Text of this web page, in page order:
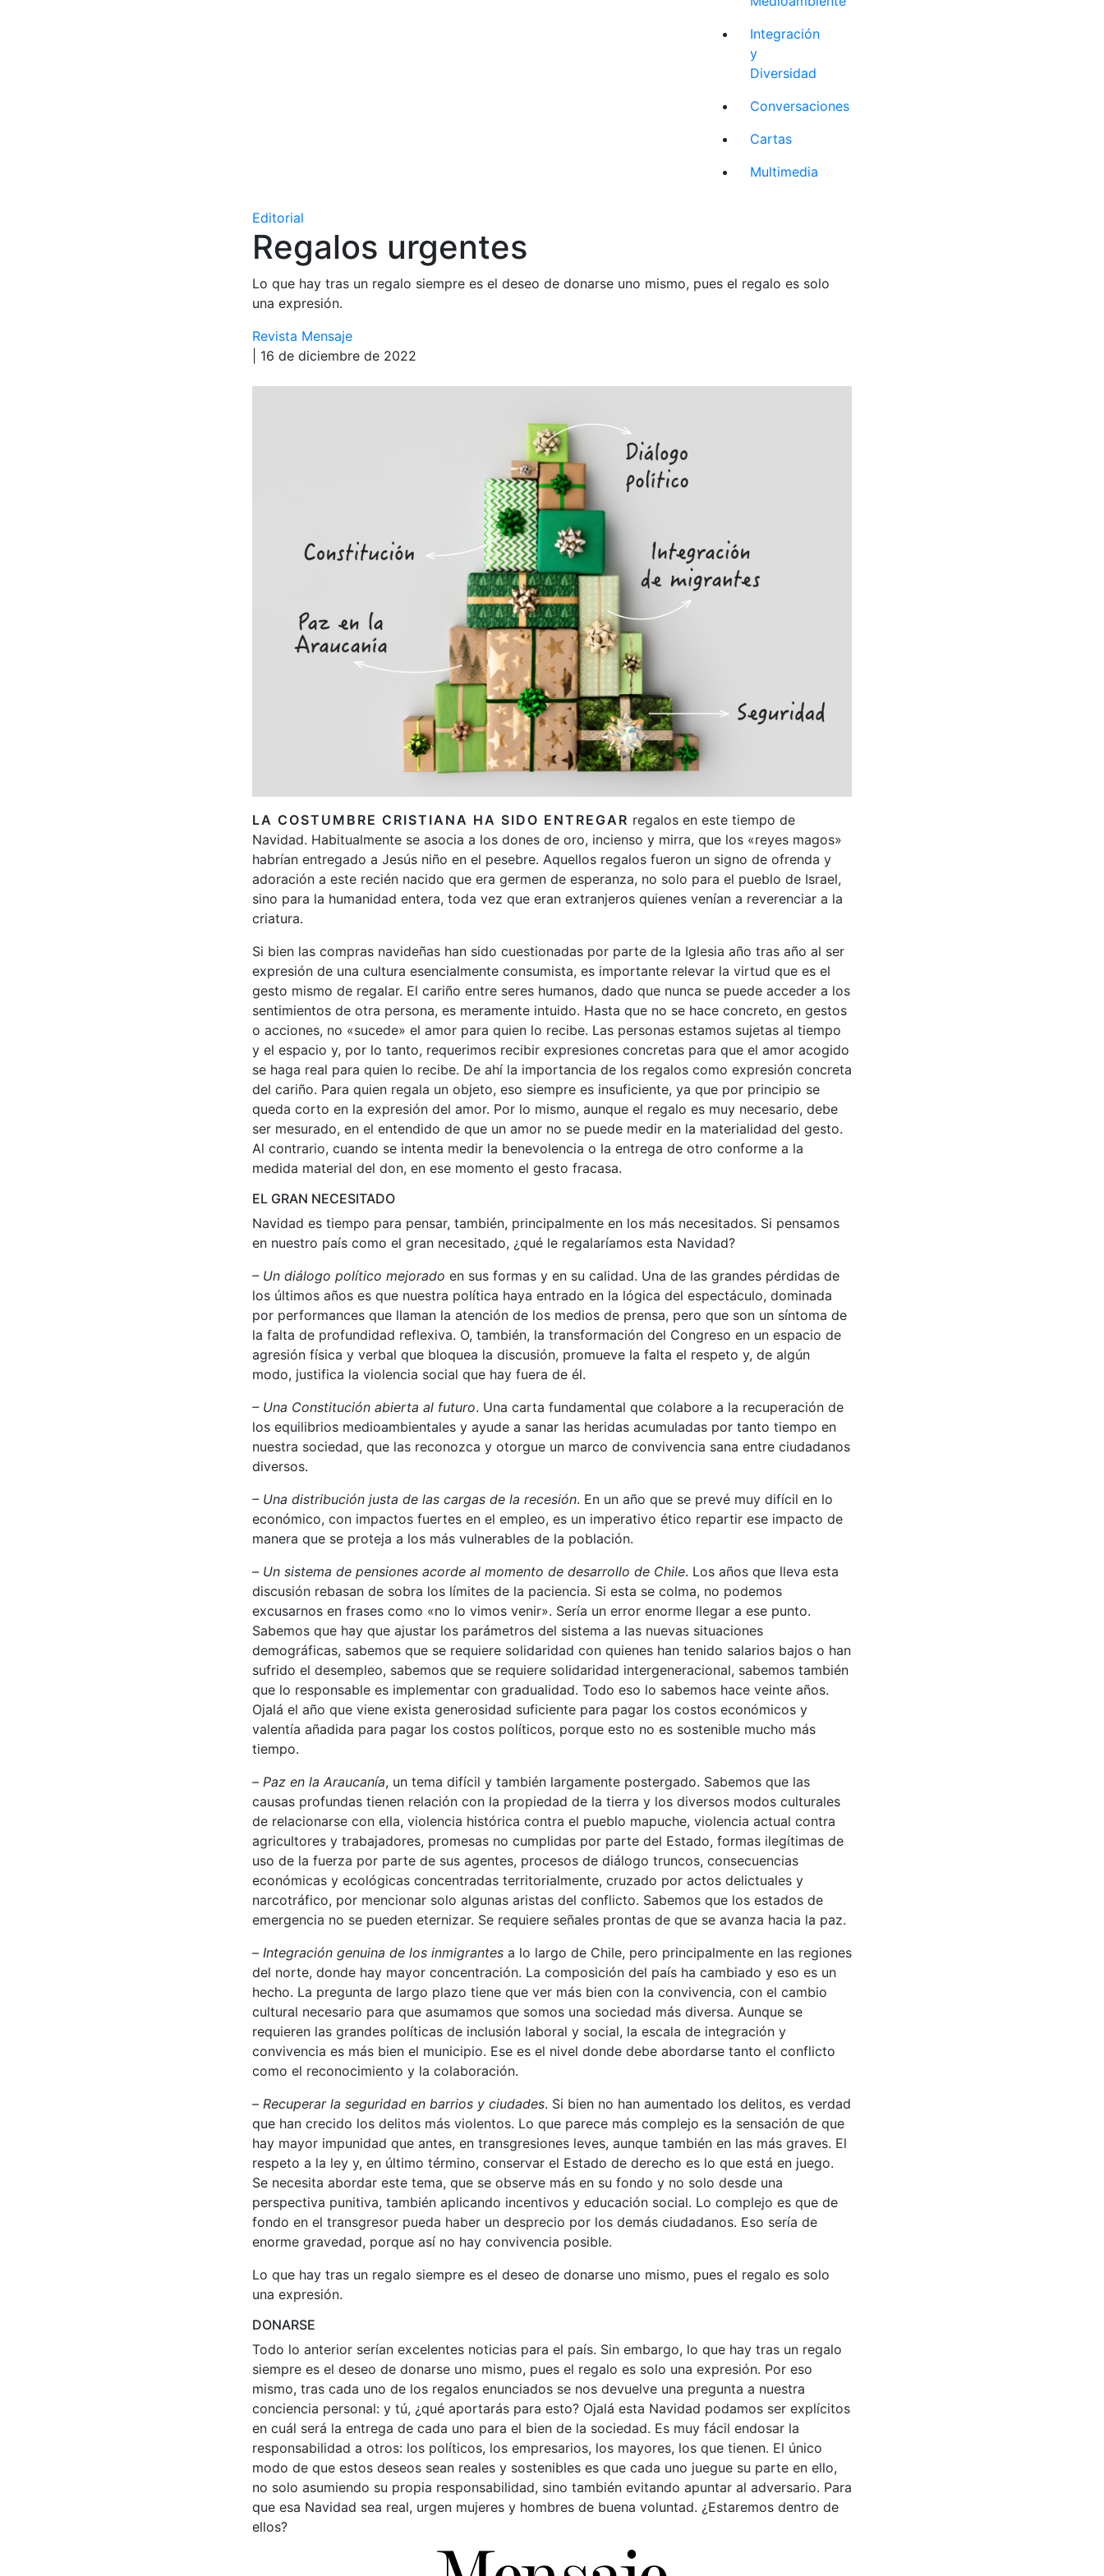
Integración
y
Diversidad
Conversaciones
Cartas
Multimedia
Editorial
Regalos urgentes
Lo que hay tras un regalo siempre es el deseo de donarse uno mismo, pues el regalo es solo
una expresión.
Revista Mensaje
| 16 de diciembre de 2022
LA COSTUMBRE CRISTIANA HA SIDO ENTREGAR regalos en este tiempo de
Navidad. Habitualmente se asocia a los dones de oro, incienso y mirra, que los «reyes magos»
habrían entregado a Jesús niño en el pesebre. Aquellos regalos fueron un signo de ofrenda y
adoración a este recién nacido que era germen de esperanza, no solo para el pueblo de Israel,
sino para la humanidad entera, toda vez que eran extranjeros quienes venían a reverenciar a la
criatura.
Si bien las compras navideñas han sido cuestionadas por parte de la Iglesia año tras año al ser
expresión de una cultura esencialmente consumista, es importante relevar la virtud que es el
gesto mismo de regalar. El cariño entre seres humanos, dado que nunca se puede acceder a los
sentimientos de otra persona, es meramente intuido. Hasta que no se hace concreto, en gestos
o acciones, no «sucede» el amor para quien lo recibe. Las personas estamos sujetas al tiempo
y el espacio y, por lo tanto, requerimos recibir expresiones concretas para que el amor acogido
se haga real para quien lo recibe. De ahí la importancia de los regalos como expresión concreta
del cariño. Para quien regala un objeto, eso siempre es insuficiente, ya que por principio se
queda corto en la expresión del amor. Por lo mismo, aunque el regalo es muy necesario, debe
ser mesurado, en el entendido de que un amor no se puede medir en la materialidad del gesto.
Al contrario, cuando se intenta medir la benevolencia o la entrega de otro conforme a la
medida material del don, en ese momento el gesto fracasa.
EL GRAN NECESITADO
Navidad es tiempo para pensar, también, principalmente en los más necesitados. Si pensamos
en nuestro país como el gran necesitado, ¿qué le regalaríamos esta Navidad?
– Un diálogo político mejorado en sus formas y en su calidad. Una de las grandes pérdidas de
los últimos años es que nuestra política haya entrado en la lógica del espectáculo, dominada
por performances que llaman la atención de los medios de prensa, pero que son un síntoma de
la falta de profundidad reflexiva. O, también, la transformación del Congreso en un espacio de
agresión física y verbal que bloquea la discusión, promueve la falta el respeto y, de algún
modo, justifica la violencia social que hay fuera de él.
– Una Constitución abierta al futuro. Una carta fundamental que colabore a la recuperación de
los equilibrios medioambientales y ayude a sanar las heridas acumuladas por tanto tiempo en
nuestra sociedad, que las reconozca y otorgue un marco de convivencia sana entre ciudadanos
diversos.
– Una distribución justa de las cargas de la recesión. En un año que se prevé muy difícil en lo
económico, con impactos fuertes en el empleo, es un imperativo ético repartir ese impacto de
manera que se proteja a los más vulnerables de la población.
– Un sistema de pensiones acorde al momento de desarrollo de Chile. Los años que lleva esta
discusión rebasan de sobra los límites de la paciencia. Si esta se colma, no podemos
excusarnos en frases como «no lo vimos venir». Sería un error enorme llegar a ese punto.
Sabemos que hay que ajustar los parámetros del sistema a las nuevas situaciones
demográficas, sabemos que se requiere solidaridad con quienes han tenido salarios bajos o han
sufrido el desempleo, sabemos que se requiere solidaridad intergeneracional, sabemos también
que lo responsable es implementar con gradualidad. Todo eso lo sabemos hace veinte años.
Ojalá el año que viene exista generosidad suficiente para pagar los costos económicos y
valentía añadida para pagar los costos políticos, porque esto no es sostenible mucho más
tiempo.
– Paz en la Araucanía, un tema difícil y también largamente postergado. Sabemos que las
causas profundas tienen relación con la propiedad de la tierra y los diversos modos culturales
de relacionarse con ella, violencia histórica contra el pueblo mapuche, violencia actual contra
agricultores y trabajadores, promesas no cumplidas por parte del Estado, formas ilegítimas de
uso de la fuerza por parte de sus agentes, procesos de diálogo truncos, consecuencias
económicas y ecológicas concentradas territorialmente, cruzado por actos delictuales y
narcotráfico, por mencionar solo algunas aristas del conflicto. Sabemos que los estados de
emergencia no se pueden eternizar. Se requiere señales prontas de que se avanza hacia la paz.
– Integración genuina de los inmigrantes a lo largo de Chile, pero principalmente en las regiones
del norte, donde hay mayor concentración. La composición del país ha cambiado y eso es un
hecho. La pregunta de largo plazo tiene que ver más bien con la convivencia, con el cambio
cultural necesario para que asumamos que somos una sociedad más diversa. Aunque se
requieren las grandes políticas de inclusión laboral y social, la escala de integración y
convivencia es más bien el municipio. Ese es el nivel donde debe abordarse tanto el conflicto
como el reconocimiento y la colaboración.
– Recuperar la seguridad en barrios y ciudades. Si bien no han aumentado los delitos, es verdad
que han crecido los delitos más violentos. Lo que parece más complejo es la sensación de que
hay mayor impunidad que antes, en transgresiones leves, aunque también en las más graves. El
respeto a la ley y, en último término, conservar el Estado de derecho es lo que está en juego.
Se necesita abordar este tema, que se observe más en su fondo y no solo desde una
perspectiva punitiva, también aplicando incentivos y educación social. Lo complejo es que de
fondo en el transgresor pueda haber un desprecio por los demás ciudadanos. Eso sería de
enorme gravedad, porque así no hay convivencia posible.
Lo que hay tras un regalo siempre es el deseo de donarse uno mismo, pues el regalo es solo
una expresión.
DONARSE
Todo lo anterior serían excelentes noticias para el país. Sin embargo, lo que hay tras un regalo
siempre es el deseo de donarse uno mismo, pues el regalo es solo una expresión. Por eso
mismo, tras cada uno de los regalos enunciados se nos devuelve una pregunta a nuestra
conciencia personal: y tú, ¿qué aportarás para esto? Ojalá esta Navidad podamos ser explícitos
en cuál será la entrega de cada uno para el bien de la sociedad. Es muy fácil endosar la
responsabilidad a otros: los políticos, los empresarios, los mayores, los que tienen. El único
modo de que estos deseos sean reales y sostenibles es que cada uno juegue su parte en ello,
no solo asumiendo su propia responsabilidad, sino también evitando apuntar al adversario. Para
que esa Navidad sea real, urgen mujeres y hombres de buena voluntad. ¿Estaremos dentro de
ellos?